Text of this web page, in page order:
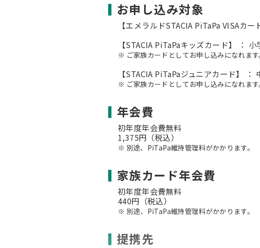
お申し込み対象
【エメラルドSTACIA PiTaPa VISAカ
【STACIA PiTaPaキッズカード】 ： 小
ご家族カードとしてお申し込みになれます
【STACIA PiTaPaジュニアカード】
ご家族カードとしてお申し込みになれます
年会費
初年度年会費無料
1,375円（税込）
別途、PiTaPa維持管理料がかかります。
家族カード年会費
初年度年会費無料
440円（税込）
別途、PiTaPa維持管理料がかかります。
提携先